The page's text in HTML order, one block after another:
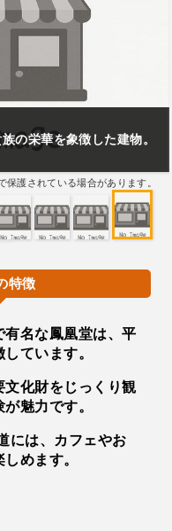
の栄華を象徴した建物。
保護されている場合があります。
特徴
名な鳳凰堂は、平
ています。
文化財をじっくり観
魅力です。
には、カフェやお
めます。